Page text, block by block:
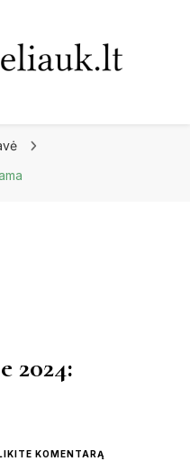
2024:
KOMENTARĄ